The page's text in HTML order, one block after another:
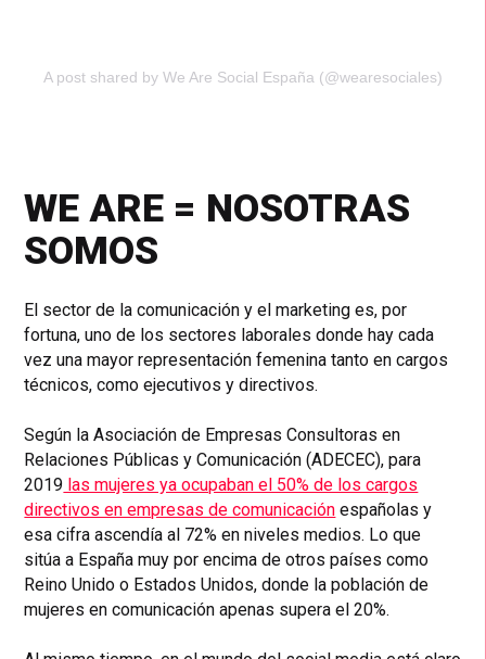
A post shared by We Are Social España (@wearesociales)
WE ARE = NOSOTRAS
SOMOS
El sector de la comunicación y el marketing es, por
fortuna, uno de los sectores laborales donde hay cada
vez una mayor representación femenina tanto en cargos
técnicos, como ejecutivos y directivos.
Según la Asociación de Empresas Consultoras en
Relaciones Públicas y Comunicación (ADECEC), para
2019 las mujeres ya ocupaban el 50% de los cargos
directivos en empresas de comunicación españolas y
esa cifra ascendía al 72% en niveles medios. Lo que
sitúa a España muy por encima de otros países como
Reino Unido o Estados Unidos, donde la población de
mujeres en comunicación apenas supera el 20%.